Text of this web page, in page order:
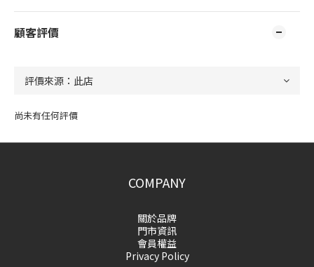
顧客評價
尚未有任何評價
COMPANY
關於品牌
門市資訊
會員權益
Privacy Policy